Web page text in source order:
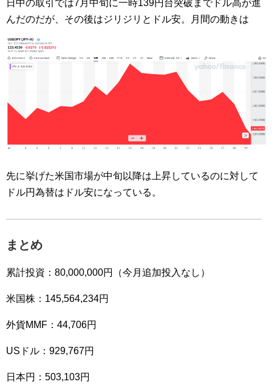
日中の取引では7月中旬に一時139円台突破までドル高が進
んだのだが、その後はジリジリとドル安。月間の動きは
先に挙げた米国市場が中旬以降は上昇しているのに対して
ドル円為替はドル安になっている。
まとめ
累計投資：80,000,000円（今月追加投入なし）
米国株：145,564,234円
外貨MMF：44,706円
USドル：929,767円
日本円：503,103円